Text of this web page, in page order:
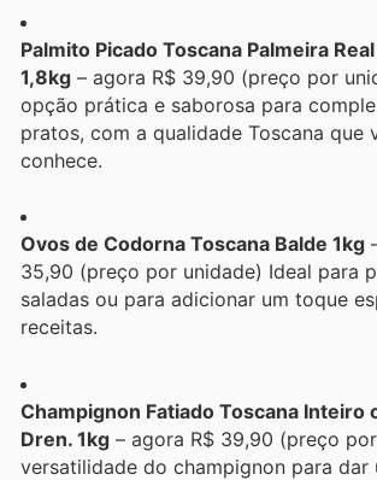
Palmito Picado Toscana Palmeira
1,8kg – agora R$ 39,90 (preço por
opção prática e saborosa para
pratos, com a qualidade Toscana que
conhece.
Ovos de Codorna Toscana Balde 1kg
35,90 (preço por unidade) Ideal para
saladas ou para adicionar um toque
receitas.
Champignon Fatiado Toscana Inteiro
Dren. 1kg – agora R$ 39,90 (preço
versatilidade do champignon para dar